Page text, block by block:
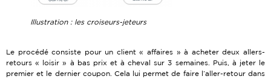
Illustration : les croiseurs-jeteurs
Le procédé consiste pour un client « affaires » à acheter deux allers-
retours « loisir » à bas prix et à cheval sur 3 semaines. Puis, à jeter le
premier et le dernier coupon. Cela lui permet de faire l’aller-retour dans